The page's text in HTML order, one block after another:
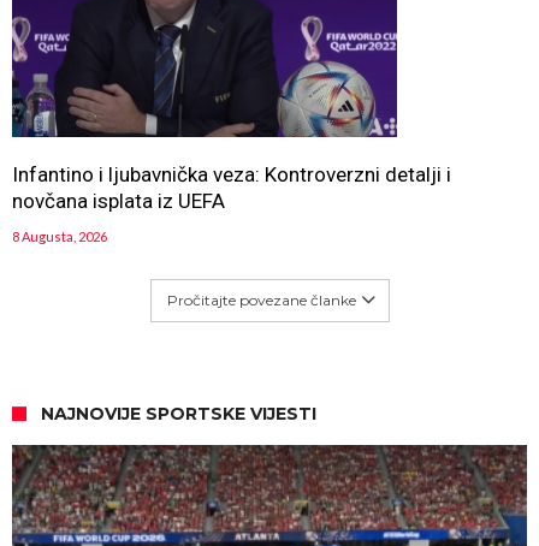
Infantino i ljubavnička veza: Kontroverzni detalji i
novčana isplata iz UEFA
8 Augusta, 2026
Pročitajte povezane članke
NAJNOVIJE SPORTSKE VIJESTI